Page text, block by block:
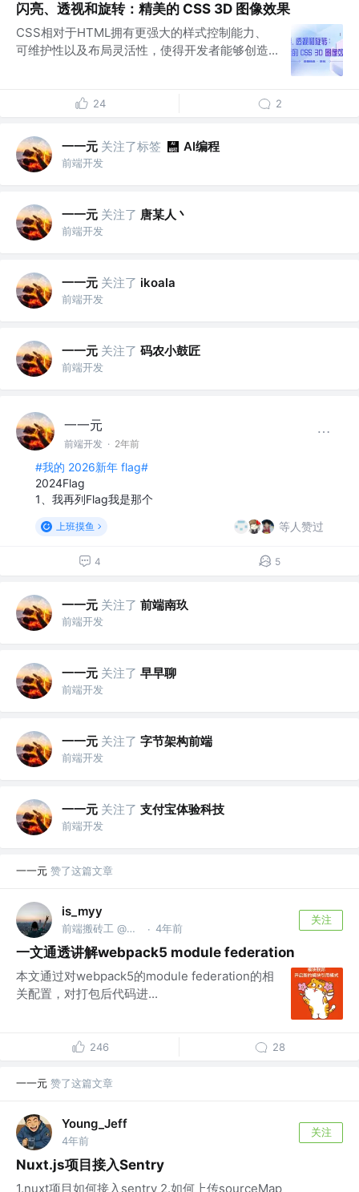
闪亮、透视和旋转：精美的 CSS 3D 图像效果
CSS相对于HTML拥有更强大的样式控制能力、
可维护性以及布局灵活性，使得开发者能够创造...
24 2
一一元 关注了标签 AI编程
前端开发
一一元 关注了 唐某人丶
前端开发
一一元 关注了 ikoala
前端开发
一一元 关注了 码农小鼓匠
前端开发
一一元
前端开发 · 2年前
#我的 2026新年 flag#
2024Flag
1、我再列Flag我是那个
上班摸鱼 等人赞过
4 5
一一元 关注了 前端南玖
前端开发
一一元 关注了 早早聊
前端开发
一一元 关注了 字节架构前端
前端开发
一一元 关注了 支付宝体验科技
前端开发
一一元 赞了这篇文章
is_myy
前端搬砖工 @字节跳动 · 4年前
关注
一文通透讲解webpack5 module federation
本文通过对webpack5的module federation的相
关配置，对打包后代码进...
246 28
一一元 赞了这篇文章
Young_Jeff
4年前
关注
Nuxt.js项目接入Sentry
1.nuxt项目如何接入sentry 2.如何上传sourceMap